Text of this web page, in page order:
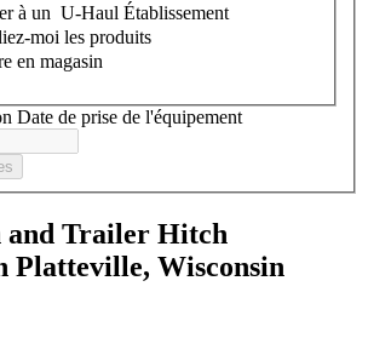
à un U-Haul Établissement
moi les produits
en magasin
Date de prise de l'équipement
Trailer Hitch
Platteville, Wisconsin